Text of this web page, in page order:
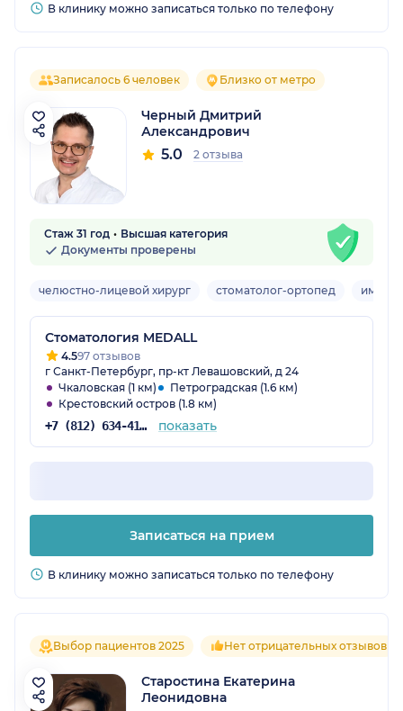
В клинику можно записаться только по телефону
Записалось 6 человек Близко от метро
Черный Дмитрий
Александрович
5.0 2 отзыва
Стаж 31 год
Высшая категория
Документы проверены
челюстно-лицевой хирург стоматолог-ортопед
Стоматология MEDALL
4.597 отзывов
г Санкт-Петербург, пр-кт Левашовский, д 24
Чкаловская (1 км)
Петроградская (1.6 км)
Крестовский остров (1.8 км)
+7 (812) 634-41-16 показать
Записаться на прием
В клинику можно записаться только по телефону
Выбор пациентов 2025 Нет отрицательных отзывов
Старостина Екатерина
Леонидовна